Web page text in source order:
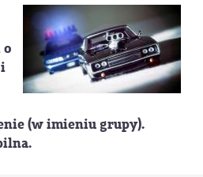
o
(w imieniu grupy).